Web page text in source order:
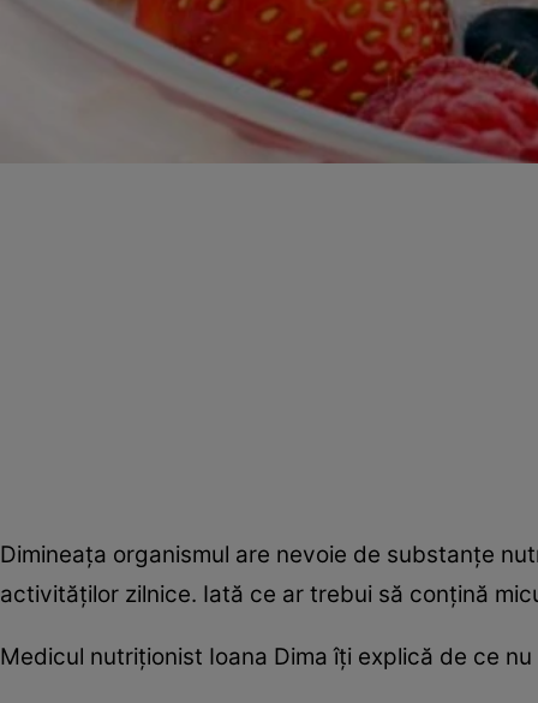
Dimineaţa organismul are nevoie de substanţe
activităţilor zilnice. Iată ce ar trebui să conţină
Medicul nutriţionist Ioana Dima îţi explică de ce